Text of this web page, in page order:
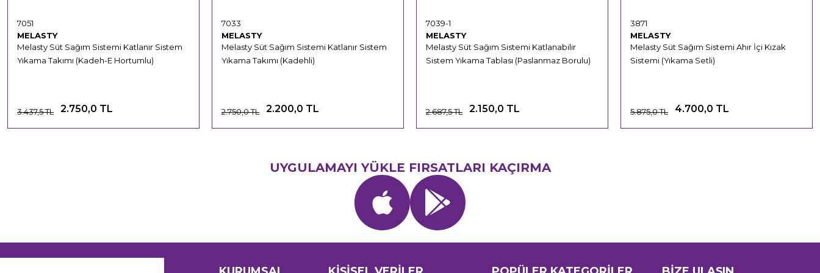
MELASTY
Melasty Süt Sağım Sistemi Katlanır Sistem
Yıkama Takımı (Kadeh-E Hortumlu)
7051
2.750,0 TL
3.437,5 TL
MELASTY
Melasty Süt Sağım Sistemi Katlanır Sistem
Yıkama Takımı (Kadehli)
7033
2.200,0 TL
2.750,0 TL
MELASTY
Melasty Süt Sağım Sistemi Katlanabilir
Sistem Yıkama Tablası (Paslanmaz Borulu)
7039-1
2.150,0 TL
2.687,5 TL
MELASTY
Melasty Süt Sağım Sistemi Ahır İçi Kızak
Sistemi (Yıkama Setli)
3871
4.700,0 TL
5.875,0 TL
UYGULAMAYI YÜKLE FIRSATLARI KAÇIRMA